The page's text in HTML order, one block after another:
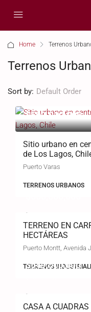
Home Terrenos
Terrenos
Sort by: Default Order
$600.000.000
Sitio urbano en
de Los Lagos,
Puerto Varas
TERRENOS URBANOS
TERRENO EN
HECTÁREAS
Puerto Montt, Avenida
TERRENOS
$649,000,000
CASA A